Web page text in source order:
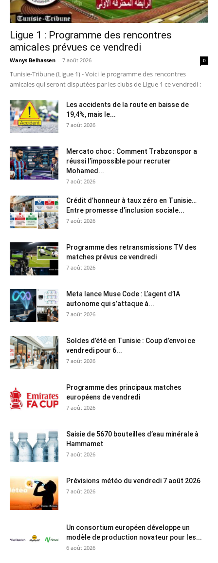
Ligue 1 : Programme des rencontres
amicales prévues ce vendredi
Wanys Belhassen - 7 août 2026 0
Tunisie-Tribune (Ligue 1) - Voici le programme des rencontres
amicales qui seront disputées par les clubs de Ligue 1 ce vendredi :
Les accidents de la route en baisse de
19,4%, mais le...
7 août 2026
Mercato choc : Comment Trabzonspor a
réussi l’impossible pour recruter
Mohamed...
7 août 2026
Crédit d’honneur à taux zéro en Tunisie…
Entre promesse d’inclusion sociale...
7 août 2026
Programme des retransmissions TV des
matches prévus ce vendredi
7 août 2026
Meta lance Muse Code : L’agent d’IA
autonome qui s’attaque à...
7 août 2026
Soldes d’été en Tunisie : Coup d’envoi ce
vendredi pour 6...
7 août 2026
Programme des principaux matches
européens de vendredi
7 août 2026
Saisie de 5670 bouteilles d’eau minérale à
Hammamet
7 août 2026
Prévisions météo du vendredi 7 août 2026
7 août 2026
Un consortium européen développe un
modèle de production novateur pour les...
6 août 2026